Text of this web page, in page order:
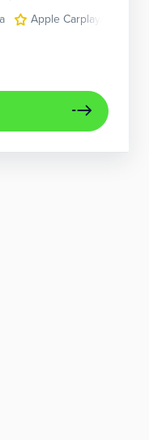
Braking
Apple Carplay/Android
Apple Carplay/Android